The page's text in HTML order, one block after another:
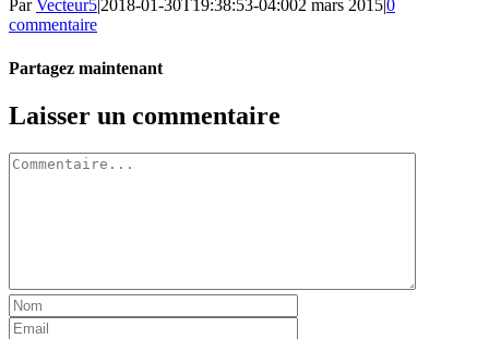
ParVecteur5|2018-01-30T19:38:53-04:002 mars 2015|0
commentaire
Partagez maintenant
Facebook
Twitter
LinkedIn
Tumblr
Pinterest
Email
Laisser un commentaire
Commentaire